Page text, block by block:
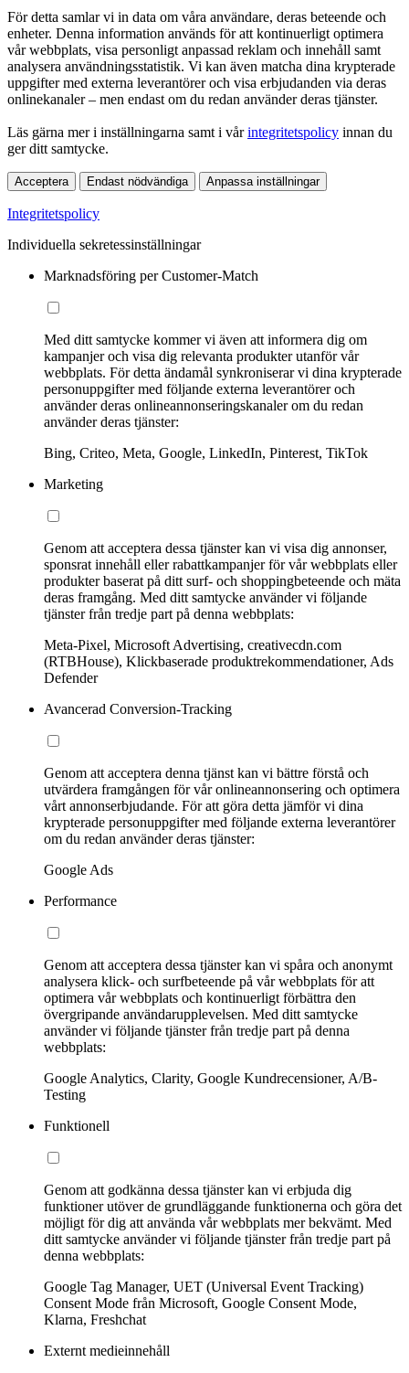
För detta samlar vi in data om våra användare, deras beteende och
enheter. Denna information används för att kontinuerligt optimera
vår webbplats, visa personligt anpassad reklam och innehåll samt
analysera användningsstatistik. Vi kan även matcha dina krypterade
uppgifter med externa leverantörer och visa erbjudanden via deras
onlinekanaler – men endast om du redan använder deras tjänster.
Läs gärna mer i inställningarna samt i vårintegritetspolicy innan du
ger ditt samtycke.
Acceptera Endast nödvändiga Anpassa inställningar
Integritetspolicy
Individuella sekretessinställningar
Marknadsföring per Customer-Match
Med ditt samtycke kommer vi även att informera dig om
kampanjer och visa dig relevanta produkter utanför vår
webbplats. För detta ändamål synkroniserar vi dina krypterade
personuppgifter med följande externa leverantörer och
använder deras onlineannonseringskanaler om du redan
använder deras tjänster:
Bing, Criteo, Meta, Google, LinkedIn, Pinterest, TikTok
Marketing
Genom att acceptera dessa tjänster kan vi visa dig annonser,
sponsrat innehåll eller rabattkampanjer för vår webbplats eller
produkter baserat på ditt surf- och shoppingbeteende och mäta
deras framgång. Med ditt samtycke använder vi följande
tjänster från tredje part på denna webbplats:
Meta-Pixel, Microsoft Advertising, creativecdn.com
(RTBHouse), Klickbaserade produktrekommendationer, Ads
Defender
Avancerad Conversion-Tracking
Genom att acceptera denna tjänst kan vi bättre förstå och
utvärdera framgången för vår onlineannonsering och optimera
vårt annonserbjudande. För att göra detta jämför vi dina
krypterade personuppgifter med följande externa leverantörer
om du redan använder deras tjänster:
Google Ads
Performance
Genom att acceptera dessa tjänster kan vi spåra och anonymt
analysera klick- och surfbeteende på vår webbplats för att
optimera vår webbplats och kontinuerligt förbättra den
övergripande användarupplevelsen. Med ditt samtycke
använder vi följande tjänster från tredje part på denna
webbplats:
Google Analytics, Clarity, Google Kundrecensioner, A/B-
Testing
Funktionell
Genom att godkänna dessa tjänster kan vi erbjuda dig
funktioner utöver de grundläggande funktionerna och göra det
möjligt för dig att använda vår webbplats mer bekvämt. Med
ditt samtycke använder vi följande tjänster från tredje part på
denna webbplats:
Google Tag Manager, UET (Universal Event Tracking)
Consent Mode från Microsoft, Google Consent Mode,
Klarna, Freshchat
Externt medieinnehåll